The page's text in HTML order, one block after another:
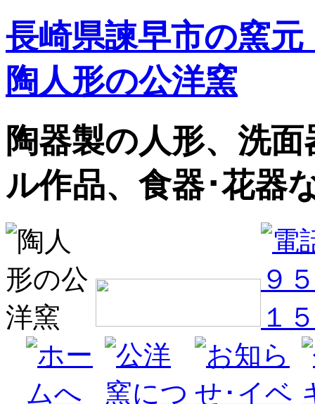
長崎県諫早市の窯
陶人形の公洋窯
陶器製の人形、洗
ル作品、食器･花器